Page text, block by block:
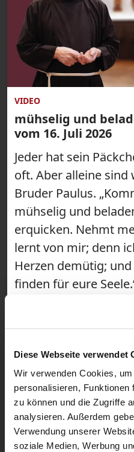
Diese Webseite verwendet
Wir verwenden Cookies,
personalisieren, Funktionen
zu können und die Zugriffe
analysieren. Außerdem
Verwendung unserer
soziale Medien, Werbung
VIDEO
mühselig und
vom 16. Juli 2026
Jeder hat sein
oft. Aber alleine
Bruder Paulus.
mühselig und
erquicken. Nehmt
lernt von mir; denn
Herzen demütig;
finden für eure
#gebetsraum
Gebetsraum! Hier
Kapuzinermönch
du mit einem
starten und einen
Short schenkt dir
Schwester
spirituelle